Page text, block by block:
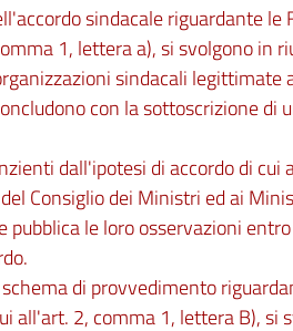
sindacale riguardante le
1, lettera a), si svolgono in
sindacali legittimate
con la sottoscrizione di
dall'ipotesi di accordo di cui
Consiglio dei Ministri ed ai
pubblica le loro osservazioni
di provvedimento
all'art. 2, comma 1, lettera B), si